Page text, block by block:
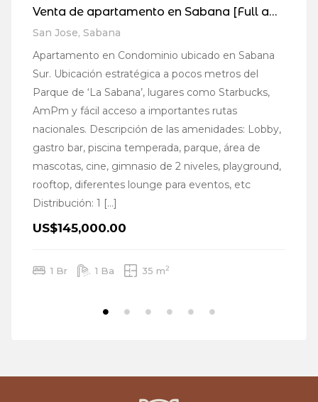
Venta de apartamento en Sabana [Full amueblado]
San Jose, Sabana
Apartamento en Condominio ubicado en Sabana
Sur. Ubicación estratégica a pocos metros del
Parque de ‘La Sabana’, lugares como Starbucks,
AmPm y fácil acceso a importantes rutas
nacionales. Descripción de las amenidades: Lobby,
gastro bar, piscina temperada, parque, área de
mascotas, cine, gimnasio de 2 niveles, playground,
rooftop, diferentes lounge para eventos, etc
Distribución: 1 […]
US$145,000.00
1 Br 1 Ba 35 m2